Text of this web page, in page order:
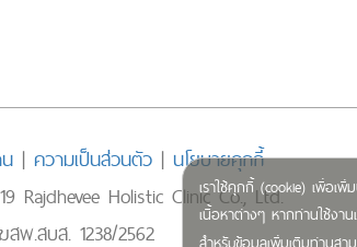
เราใช้คุกกี้ (cookie) เพื่อเ
เนื้อหาต่างๆ หากท่านใช้งา
| ความเป็นส่วนตัว| นโยบายคุกกี้
Rajdhevee Holistic Clinic Co., Ltd.
สพ.สบส. 1238/2562